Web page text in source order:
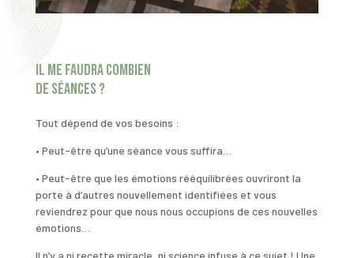
Il me faudra combien
de séances ?
Tout dépend de vos besoins :
• Peut-être qu’une séance vous suffira…
• Peut-être que les émotions rééquilibrées ouvriront la
porte à d’autres nouvellement identifiées et vous
reviendrez pour que nous nous occupions de ces nouvelles
émotions…
Il n’y a ni recette miracle, ni science infuse à ce sujet ! Une